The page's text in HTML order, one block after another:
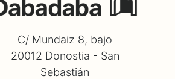
C/ Mundaiz 8, bajo
20012 Donostia - San
Sebastián